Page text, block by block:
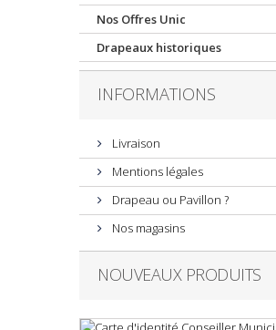
Nos Offres Unic
Drapeaux historiques
INFORMATIONS
Livraison
Mentions légales
Drapeau ou Pavillon ?
Nos magasins
NOUVEAUX PRODUITS